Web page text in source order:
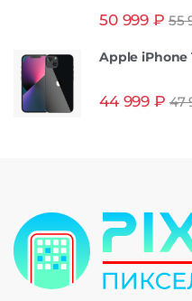
из 5
50 999 ₽ 55
Apple iPhone
44 999 ₽ 47